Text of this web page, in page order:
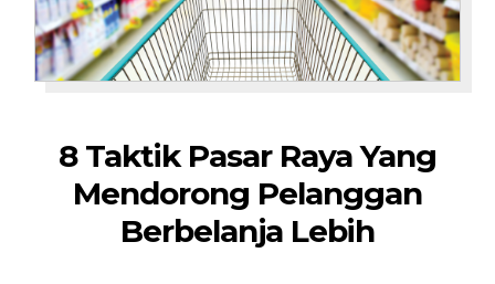
8 Taktik Pasar Raya Yang
Mendorong Pelanggan
Berbelanja Lebih